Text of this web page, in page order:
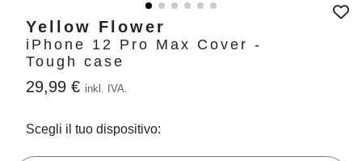
Yellow Flower
iPhone 12 Pro Max Cover -
Tough case
29,99 € inkl. IVA.
Scegli il tuo dispositivo: